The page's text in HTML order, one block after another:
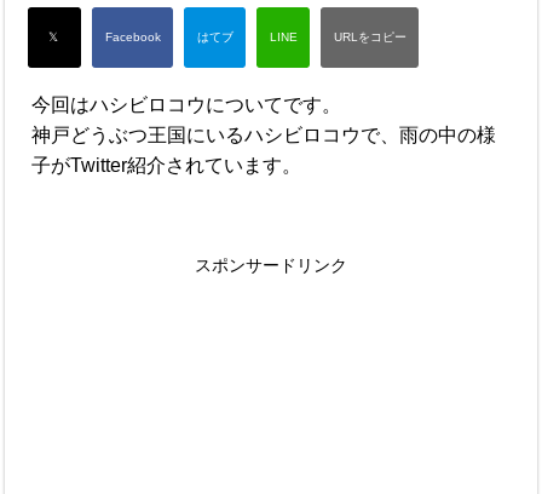
今回はハシビロコウについてです。
神戸どうぶつ王国にいるハシビロコウで、雨の中の様
子がTwitter紹介されています。
スポンサードリンク